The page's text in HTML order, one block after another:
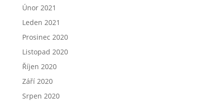
Únor 2021
Leden 2021
Prosinec 2020
Listopad 2020
Říjen 2020
Září 2020
Srpen 2020